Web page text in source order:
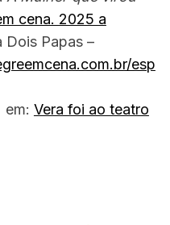
cena. 2025 a
Dois Papas –
esp
em: Vera foi ao teatro